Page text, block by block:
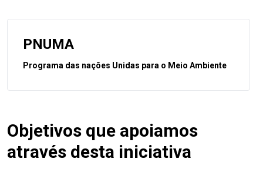
PNUMA
Programa das nações Unidas para o Meio Ambiente
Objetivos que apoiamos
através desta iniciativa